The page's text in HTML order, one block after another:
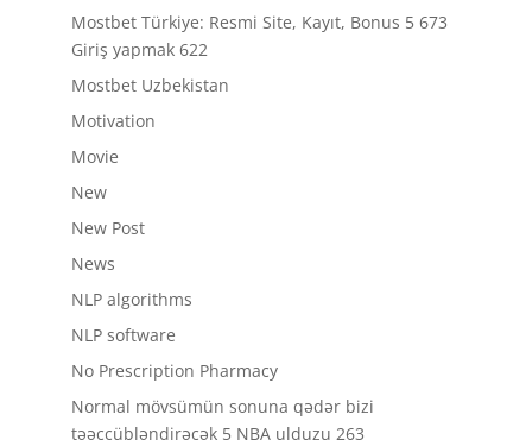
Mostbet Türkiye: Resmi Site, Kayıt, Bonus 5 673
Giriş yapmak 622
Mostbet Uzbekistan
Motivation
Movie
New
New Post
News
NLP algorithms
NLP software
No Prescription Pharmacy
Normal mövsümün sonuna qədər bizi
təəccübləndirəcək 5 NBA ulduzu 263